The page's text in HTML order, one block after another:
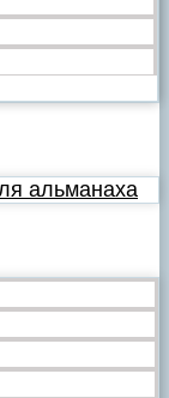
альманаха